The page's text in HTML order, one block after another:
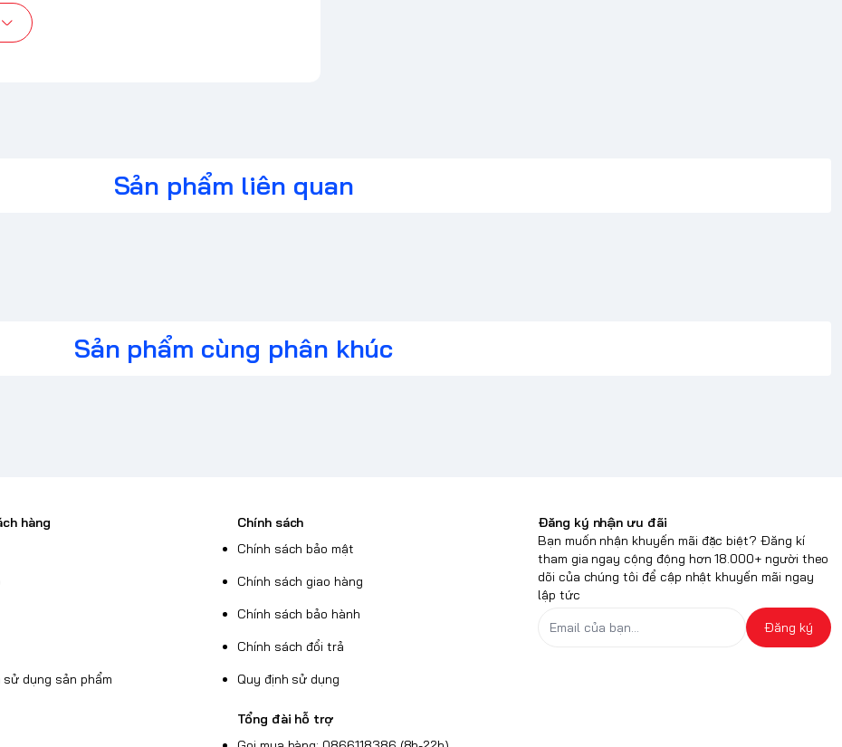
CS2.
Sản phẩm liên quan
Sản phẩm cùng phân khúc
hàng
sử dụng sản phẩm
Chính sách
Chính sách bảo mật
Chính sách giao hàng
Chính sách bảo hành
Chính sách đổi trả
Quy định sử dụng
Tổng đài hỗ trợ
Đăng ký nhận ưu đãi
Bạn muốn nhận khuyến mãi đặc biệt? Đăng kí
tham gia ngay cộng động hơn 18.000+ người theo
dõi của chúng tôi để cập nhật khuyến mãi ngay
lập tức
Đăng ký